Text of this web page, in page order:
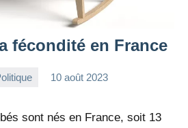
fécondité en France
10 août 2023
sont nés en France, soit 13